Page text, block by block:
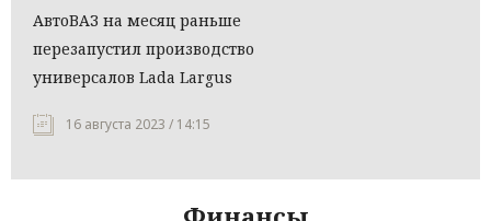
АвтоВАЗ на месяц раньше
перезапустил производство
универсалов Lada Largus
16 августа 2023 / 14:15